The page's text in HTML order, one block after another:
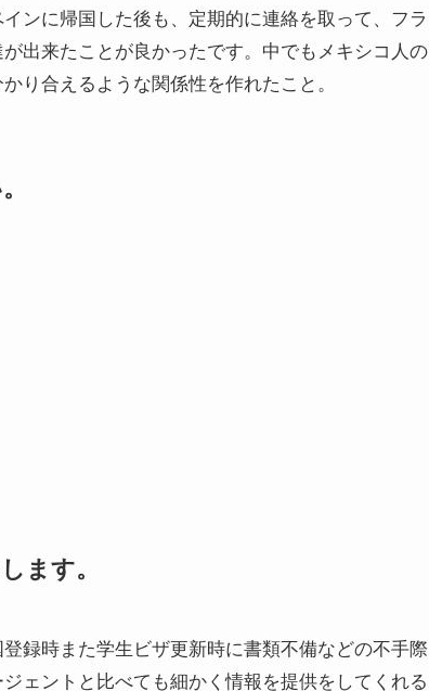
ンに帰国した後も、定期的に連絡を取って、フラ
出来たことが良かったです。中でもメキシコ人の
り合えるような関係性を作れたこと。
ます。
録時また学生ビザ更新時に書類不備などの不手際
ェントと比べても細かく情報を提供をしてくれる